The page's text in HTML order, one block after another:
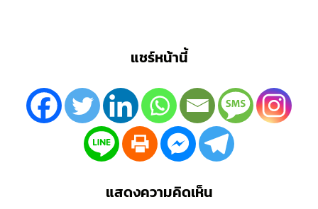
แชร์หน้านี้
แสดงความคิดเห็น